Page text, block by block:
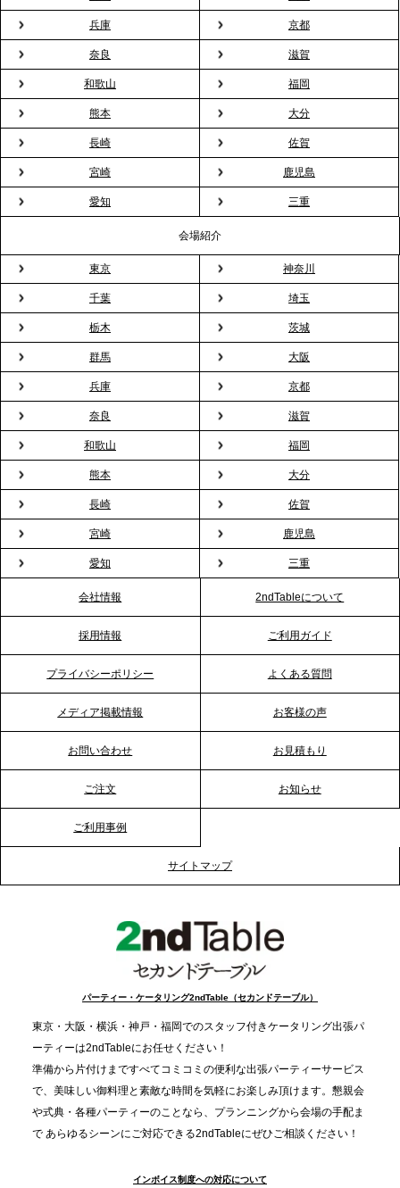
ィスケータリング』という新しい活用法
2026.3.20
NHK「ニュースウオッチ9」で、2ndTable「室内花
2026.3.16
プレスリリースのご案内｜2026年、春の親睦は「花
粉レス」な室内花見。福利厚生としても注目され
る、快適で新しいお花見体験
2026.3.5
プレスリリースのご案内｜「室内お花見」の法人利
用が前年比4倍に急増。オフィスに桜が届く福利厚生
2026.2.13
プレスリリースのご案内｜オフィスが「１日限定の
バー」に！福利厚生・社内交流を格上げする《出張
バーテンダー》サービスを開始
2026.1.26
プレスリリースのご案内｜もう「義理チョコ」で悩
まない。職場のバレンタインをケータリングで“福利
厚生”化。採用にも効く新スタイルを提案
RKB毎日放送「RKB NEWS」で、2ndTable「恵方
巻きケータリング」が紹介されました
2026.1.20
ーションを活性化
2025.12.12
事提供を実施へ
TBS「Nスタ」で、2ndTable「1DISH」が紹介され
2025.11.21
プレスリリースのご案内｜忘年会は“移動時間ゼロ
分”の時代へ。法人注文が前年比5倍に伸びた「宅配
オードブル」が提案する、新しい乾杯文化
兵庫 京都
奈良 滋賀
和歌山 福岡
熊本 大分
長崎 佐賀
宮崎 鹿児島
愛知 三重
会場紹介
東京 神奈川
千葉 埼玉
栃木 茨城
群馬 大阪
兵庫 京都
奈良 滋賀
和歌山 福岡
熊本 大分
長崎 佐賀
宮崎 鹿児島
愛知 三重
会社情報 2ndTableについて
採用情報 ご利用ガイド
プライバシーポリシー よくある質問
メディア掲載情報 お客様の声
お問い合わせ お見積もり
ご注文 お知らせ
ご利用事例
サイトマップ
パーティー・ケータリング2ndTable（セカンドテーブル）
東京・大阪・横浜・神戸・福岡でのスタッフ付きケータリング出張パ
ーティーは2ndTableにお任せください！
準備から片付けまですべてコミコミの便利な出張パーティーサービス
で、美味しい御料理と素敵な時間を気軽にお楽しみ頂けます。懇親会
や式典・各種パーティーのことなら、プランニングから会場の手配ま
で あらゆるシーンにご対応できる2ndTableにぜひご相談ください！
インボイス制度への対応について